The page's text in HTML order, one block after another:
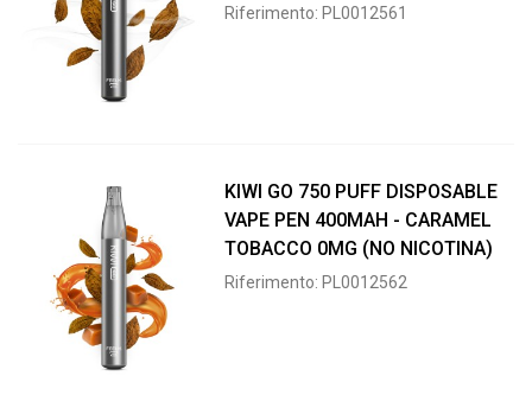
Riferimento: PL0012561
KIWI GO 750 PUFF DISPOSABLE
VAPE PEN 400MAH - CARAMEL
TOBACCO 0MG (NO NICOTINA)
Riferimento: PL0012562